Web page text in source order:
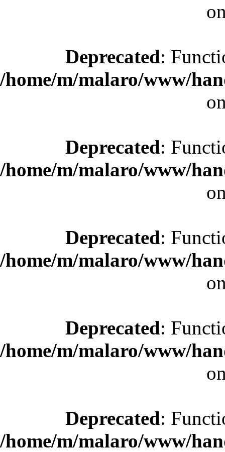
Deprecated:
/home/m/malaro/www/
Deprecated:
/home/m/malaro/www/
Deprecated:
/home/m/malaro/www/
Deprecated:
/home/m/malaro/www/
Deprecated:
/home/m/malaro/www/